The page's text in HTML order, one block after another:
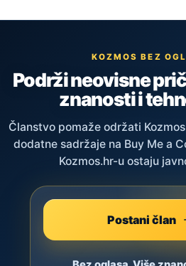
KOZMOS BEZ
Podrži neovisne
znanosti i
Članstvo pomaže održati
dodatne sadržaje na Buy Me a
Kozmos.hr-u ostaju
Postani član